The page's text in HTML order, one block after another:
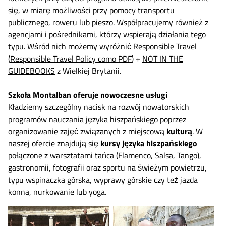
się, w miarę możliwości przy pomocy transportu
publicznego, roweru lub pieszo. Współpracujemy również z
agencjami i pośrednikami, którzy wspierają działania tego
typu. Wśród nich możemy wyróżnić Responsible Travel
(Responsible Travel Policy como PDF) + NOT IN THE
GUIDEBOOKS z Wielkiej Brytanii.
Szkoła Montalban oferuje nowoczesne usługi
Kładziemy szczególny nacisk na rozwój nowatorskich
programów nauczania języka hiszpańskiego poprzez
organizowanie zajęć związanych z miejscową kulturą. W
naszej ofercie znajdują się kursy języka hiszpańskiego
połączone z warsztatami tańca (Flamenco, Salsa, Tango),
gastronomii, fotografii oraz sportu na świeżym powietrzu,
typu wspinaczka górska, wyprawy górskie czy też jazda
konna, nurkowanie lub yoga.